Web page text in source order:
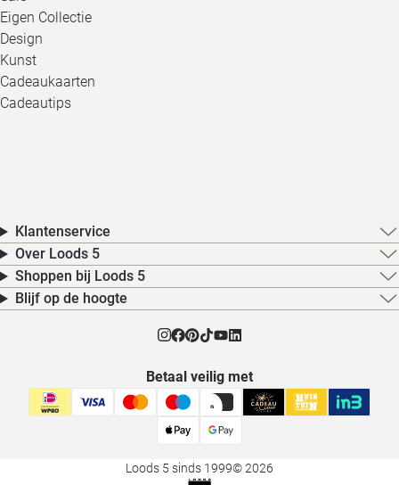
Eigen Collectie
Design
Kunst
Cadeaukaarten
Cadeautips
Klantenservice
Over Loods 5
Shoppen bij Loods 5
Blijf op de hoogte
Betaal veilig met
Loods 5 sinds 1999© 2026